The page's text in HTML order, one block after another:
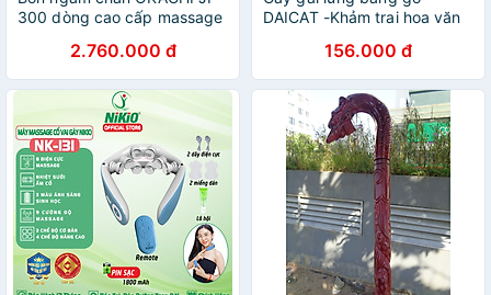
300 dòng cao cấp massage
2.760.000 đ
DAICAT -Khảm trai hoa văn
48,5cm - danh cho mọi
người
156.000 đ